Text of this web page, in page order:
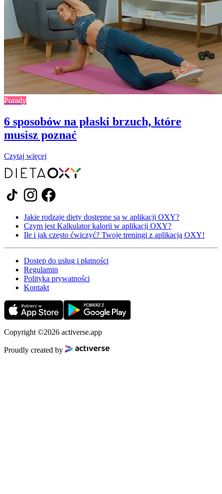
Porady
6 sposobów na płaski brzuch, które
musisz poznać
Czytaj więcej
Jakie rodzaje diety dostępne są w aplikacji OXY?
Czym jest Kalkulator kalorii w aplikacji OXY?
Ile i jak często ćwiczyć? Twoje treningi z aplikacją OXY!
Dostęp do usług i płatności
Regulamin
Polityka prywatności
Kontakt
Copyright ©2026 activerse.app
Proudly created by